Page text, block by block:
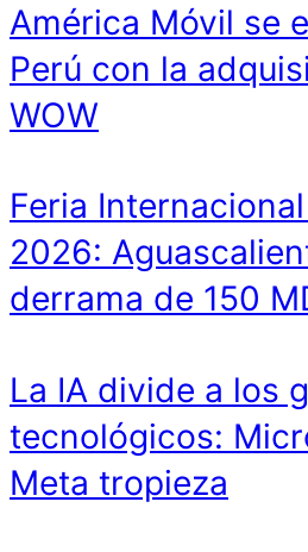
América Móvil se
Perú con la
WOW
Feria
2026:
derrama de 150
La IA divide a los
tecnológicos:
Meta tropieza